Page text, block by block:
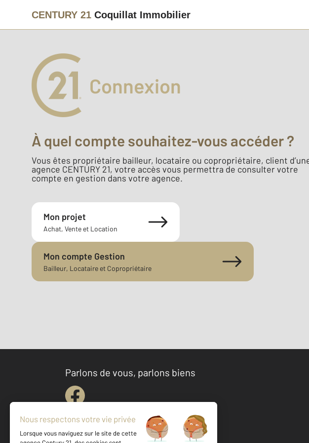
CENTURY 21 Coquillat Immobilier
Connexion
À quel compte souhaitez-vous accéder ?
Vous êtes propriétaire bailleur, locataire ou copropriétaire, client
agence CENTURY 21, votre accès vous permettra de consulter votre
compte en gestion dans votre agence.
Mon projet
Achat, Vente et Location
Mon compte Gestion
Bailleur, Locataire et Copropriétaire
Parlons de vous, parlons biens